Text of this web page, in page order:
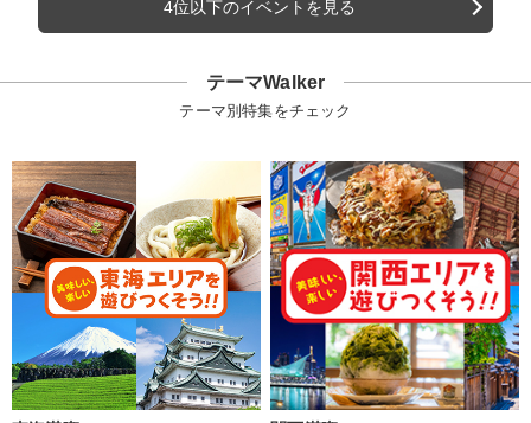
4位以下のイベントを見る
テーマWalker
テーマ別特集をチェック